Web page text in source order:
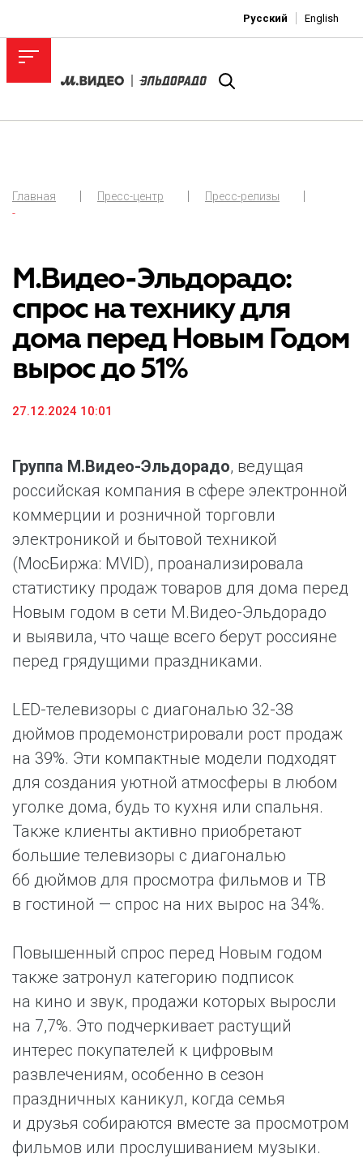
Русский English
Главная Пресс-центр
Пресс-релизы
-
М.Видео-Эльдорадо:
спрос на технику для
дома перед Новым Годом
вырос до 51%
27.12.2024 10:01
Группа М.Видео-Эльдорадо, ведущая
российская компания в сфере электронной
коммерции и розничной торговли
электроникой и бытовой техникой
(МосБиржа: MVID), проанализировала
статистику продаж товаров для дома перед
Новым годом в сети М.Видео-Эльдорадо
и выявила, что чаще всего берут россияне
перед грядущими праздниками.
LED-телевизоры с диагональю 32-38
дюймов продемонстрировали рост продаж
на 39%. Эти компактные модели подходят
для создания уютной атмосферы в любом
уголке дома, будь то кухня или спальня.
Также клиенты активно приобретают
большие телевизоры с диагональю
66 дюймов для просмотра фильмов и ТВ
в гостиной — спрос на них вырос на 34%.
Повышенный спрос перед Новым годом
также затронул категорию подписок
на кино и звук, продажи которых выросли
на 7,7%. Это подчеркивает растущий
интерес покупателей к цифровым
развлечениям, особенно в сезон
праздничных каникул, когда семья
и друзья собираются вместе за просмотром
фильмов или прослушиванием музыки.